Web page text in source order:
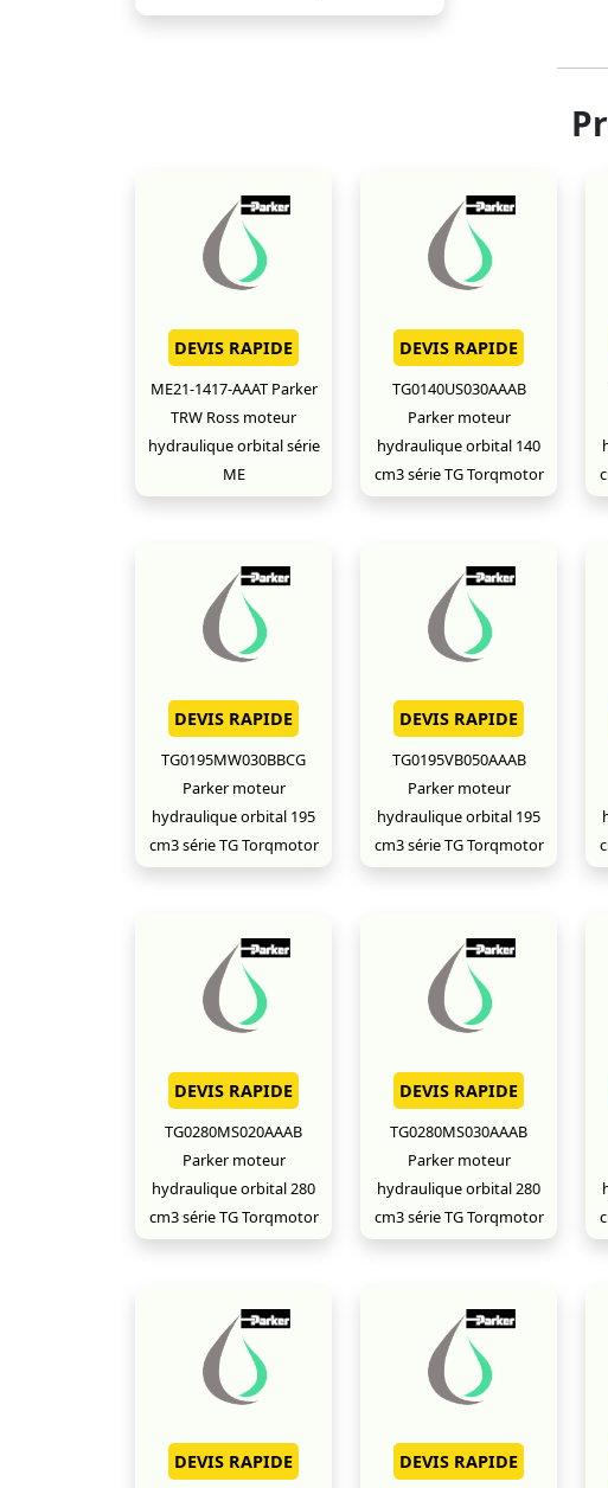
DEVIS RAPIDE
ME21-1417-AAAT Parker
TRW Ross moteur
hydraulique orbital série
ME
DEVIS RAPIDE
TG0140US030AAAB
Parker moteur
hydraulique orbital 140
cm3 série TG Torqmotor
DEVIS RAPIDE
TG0195MW030BBCG
Parker moteur
hydraulique orbital 195
cm3 série TG Torqmotor
DEVIS RAPIDE
TG0195VB050AAAB
Parker moteur
hydraulique orbital 195
cm3 série TG Torqmotor
DEVIS RAPIDE
TG0280MS020AAAB
Parker moteur
hydraulique orbital 280
cm3 série TG Torqmotor
DEVIS RAPIDE
TG0280MS030AAAB
Parker moteur
hydraulique orbital 280
cm3 série TG Torqmotor
DEVIS RAPIDE DEVIS RAPIDE